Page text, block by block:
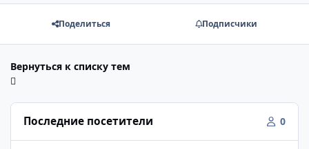
Поделиться Подписчики
Вернуться к списку тем
Последние посетители 0